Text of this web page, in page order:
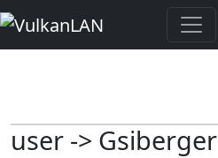
user -> Gsiberger